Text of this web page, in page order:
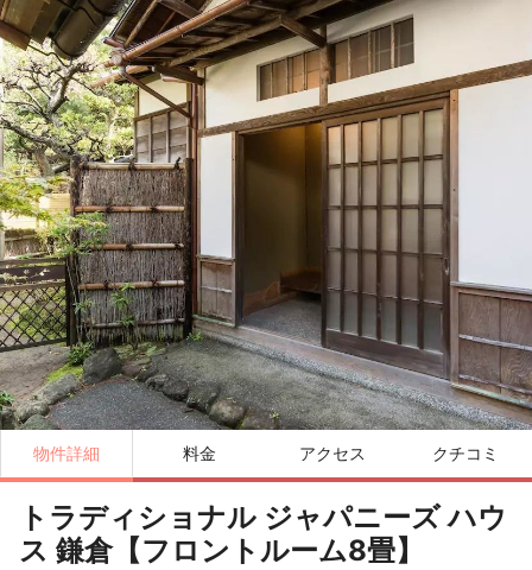
物件詳細 料金 アクセス クチコミ
トラディショナル ジャパニーズ ハウ
ス 鎌倉【フロントルーム8畳】